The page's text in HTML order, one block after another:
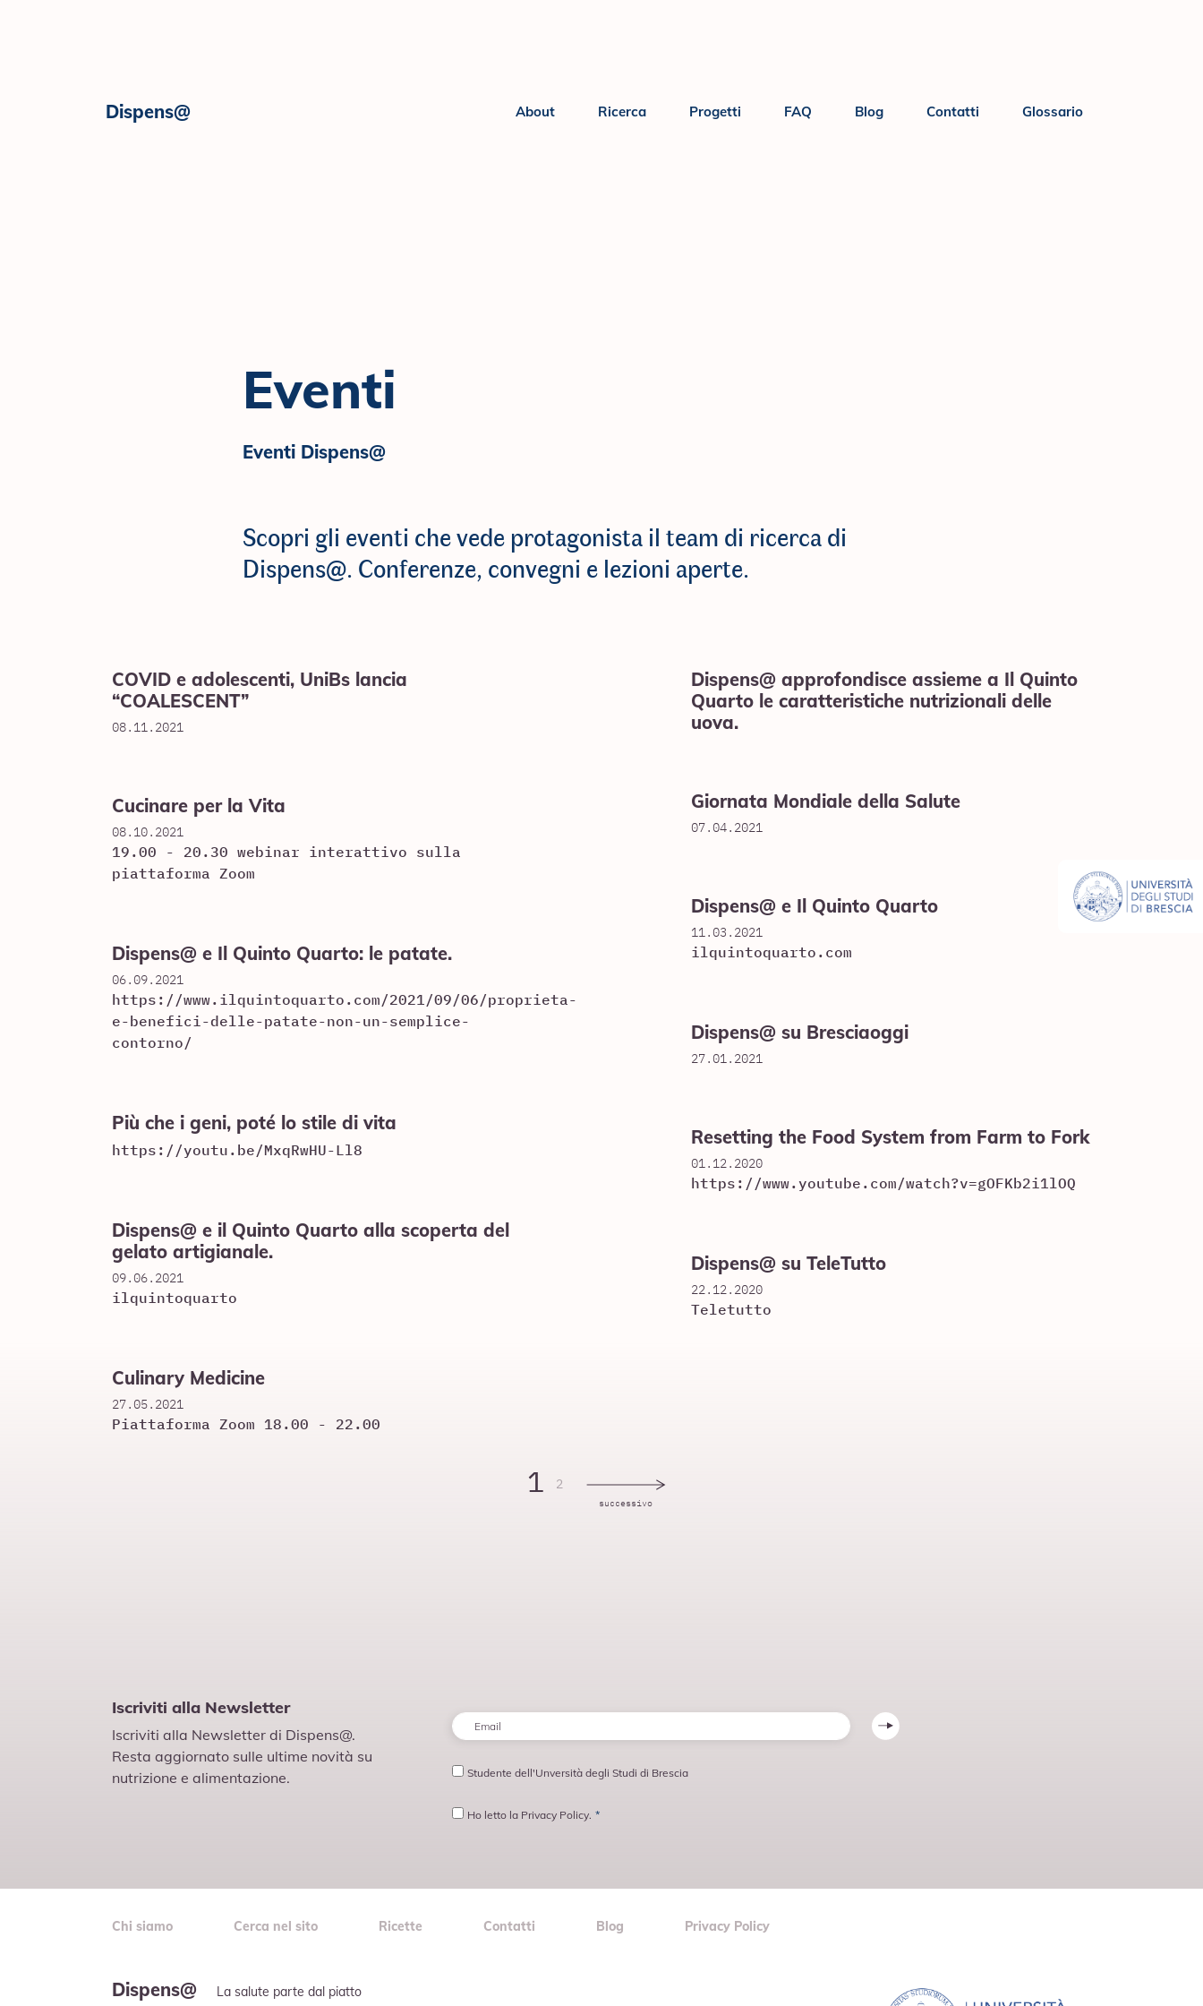
Dispens@ About Ricerca Progetti FAQ Blog Contatti Glossario
Eventi
Eventi Dispens@
Scopri gli eventi che vede protagonista il team di ricerca di
Dispens@. Conferenze, convegni e lezioni aperte.
COVID e adolescenti, UniBs lancia
“COALESCENT”
08.11.2021
Cucinare per la Vita
08.10.2021
19.00 - 20.30 webinar interattivo sulla
piattaforma Zoom
Dispens@ e Il Quinto Quarto: le patate.
06.09.2021
https://www.ilquintoquarto.com/2021/09/06/proprieta-
e-benefici-delle-patate-non-un-semplice-
contorno/
Più che i geni, poté lo stile di vita
https://youtu.be/MxqRwHU-Ll8
Dispens@ e il Quinto Quarto alla scoperta del
gelato artigianale.
09.06.2021
ilquintoquarto
Culinary Medicine
27.05.2021
Piattaforma Zoom 18.00 - 22.00
Dispens@ approfondisce assieme a Il Quinto
Quarto le caratteristiche nutrizionali delle
uova.
Giornata Mondiale della Salute
07.04.2021
Dispens@ e Il Quinto Quarto
11.03.2021
ilquintoquarto.com
Dispens@ su Bresciaoggi
27.01.2021
Resetting the Food System from Farm to Fork
01.12.2020
https://www.youtube.com/watch?v=gOFKb2i1lOQ
Dispens@ su TeleTutto
22.12.2020
Teletutto
1 2
successivo
Iscriviti alla Newsletter
Iscriviti alla Newsletter di Dispens@.
Resta aggiornato sulle ultime novità su
nutrizione e alimentazione.
Email *
Studente
Studente dell'Unversità degli Studi di Brescia
Consenso
Ho letto la Privacy Policy. *
Chi siamo Cerca nel sito Ricette Contatti Blog Privacy Policy
Dispens@ La salute parte dal piatto